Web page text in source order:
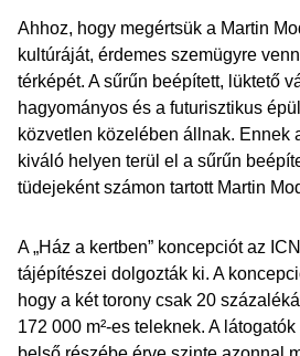
Ahhoz, hogy megértsük a Martin
kultúráját, érdemes szemügyre
térképét. A sűrűn beépített, lüktető
hagyományos és a futurisztikus
közvetlen közelében állnak. Ennek
kiváló helyen terül el a sűrűn
tüdejeként számon tartott Martin
A „Ház a kertben” koncepciót az
tájépítészei dolgozták ki. A
hogy a két torony csak 20
172 000 m²-es teleknek. A